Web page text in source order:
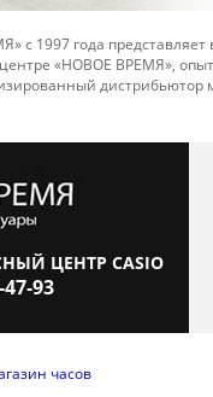
с 1997 года
«НОВОЕ ВРЕМЯ»,
дистрибьютор
ЦЕНТР CASIO
47-93
часов